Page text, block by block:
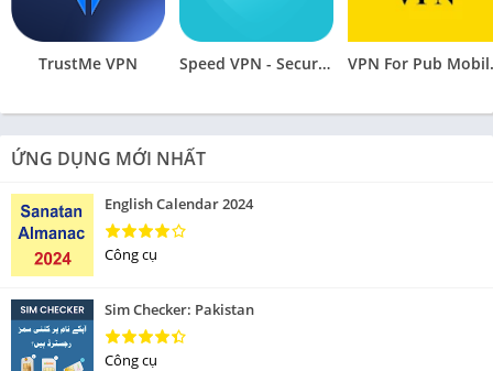
TrustMe VPN Speed VPN - Secure VPN Proxy
ỨNG DỤNG MỚI NHẤT
English Calendar 2024
Công cụ
Sim Checker: Pakistan
Công cụ